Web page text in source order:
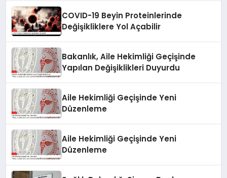
COVID-19 Beyin Proteinlerinde
Değişikliklere Yol Açabilir
Bakanlık, Aile Hekimliği Geçişinde
Yapılan Değişiklikleri Duyurdu
Aile Hekimliği Geçişinde Yeni
Düzenleme
Aile Hekimliği Geçişinde Yeni
Düzenleme